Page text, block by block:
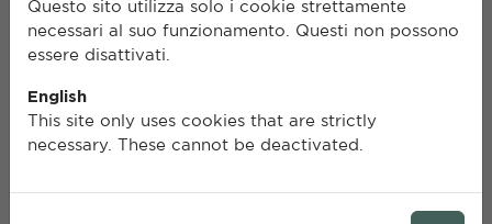
Questo sito utilizza solo i cookie strettamente
necessari al suo funzionamento. Questi non possono
essere disattivati.
English
This site only uses cookies that are strictly
necessary. These cannot be deactivated.